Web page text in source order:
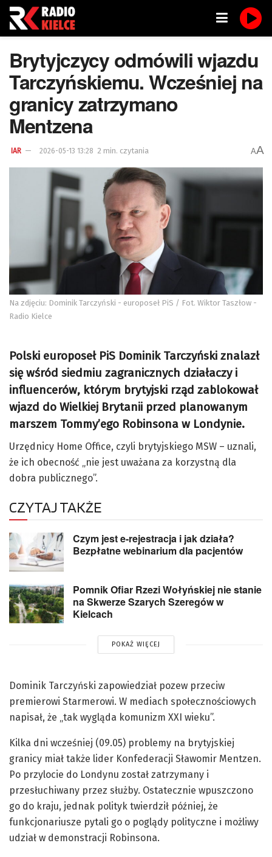
Brytyjczycy odmówili wjazdu
Tarczyńskiemu. Wcześniej na
granicy zatrzymano
Mentzena
IAR 2026-05-13 13:28 2 min. czytania AA
Na zdjęciu: Dominik Tarczyński - europoseł PiS / Fot. Wiktor Taszłow -
Radio Kielce
Polski europoseł PiS Dominik Tarczyński znalazł
się wśród siedmiu zagranicznych działaczy i
influencerów, którym brytyjski rząd zablokował
wjazd do Wielkiej Brytanii przed planowanym
marszem Tommy’ego Robinsona w Londynie.
Urzędnicy Home Office, czyli brytyjskiego MSW – uznali,
że ich obecność „nie jest uważana za korzystną dla
dobra publicznego”.
CZYTAJ TAKŻE
Czym jest e-rejestracja i jak działa?
Bezpłatne webinarium dla pacjentów
Pomnik Ofiar Rzezi Wołyńskiej nie stanie
na Skwerze Szarych Szeregów w
Kielcach
POKAŻ WIĘCEJ
Dominik Tarczyński zapowiedział pozew przeciw
premierowi Starmerowi. W mediach społecznościowych
napisał, że „tak wygląda komunizm XXI wieku”.
Kilka dni wcześniej (09.05) problemy na brytyjskiej
granicy miał także lider Konfederacji Sławomir Mentzen.
Po przylocie do Londynu został zatrzymany i
przesłuchiwany przez służby. Ostatecznie wpuszczono
go do kraju, jednak polityk twierdził później, że
funkcjonariusze pytali go o poglądy polityczne i możliwy
udział w demonstracji Robinsona.